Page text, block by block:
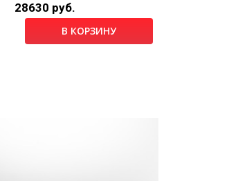
28630 руб.
В КОРЗИНУ